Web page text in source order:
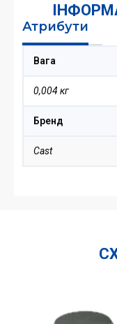
Атрибути
Вага
0,004 кг
Бренд
Cast